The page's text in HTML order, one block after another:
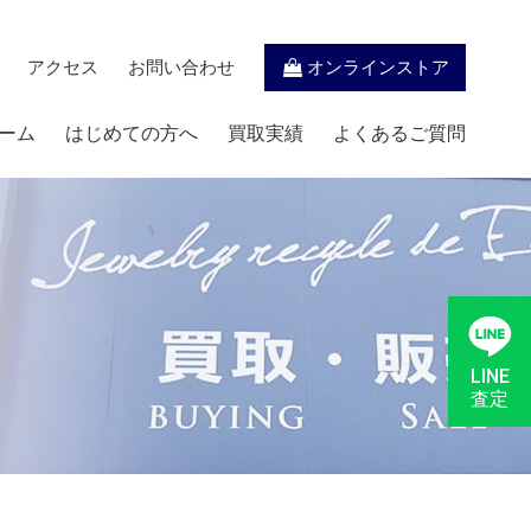
アクセス お問い合わせ オンラインストア
ム はじめての方へ 買取実績 よくあるご質問
LINE
査定